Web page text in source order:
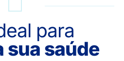
para
sua saúde